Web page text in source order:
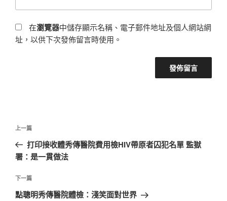
在瀏覽器中儲存顯示名稱、電子郵件地址及個人網站網
址，以供下次發佈留言時使用。
文
導
覽
上
一
篇
章
上一篇
打印接收體秀傳醫院費用檢HIV帶原者囚犯名單 監獄
署：是一貫做法
下
一
下一篇
點聰明秀傳醫院體檢：淺笑面對世界